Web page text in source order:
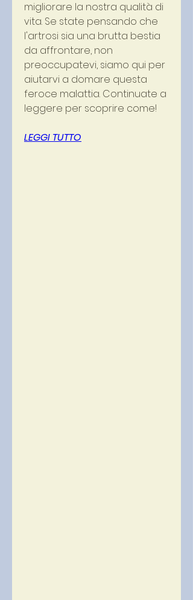
migliorare la nostra qualità di
vita. Se state pensando che
l'artrosi sia una brutta bestia
da affrontare, non
preoccupatevi, siamo qui per
aiutarvi a domare questa
feroce malattia. Continuate a
leggere per scoprire come!
LEGGI TUTTO